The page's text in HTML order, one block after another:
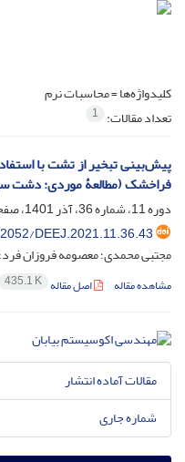
کلیدواژه‌ها =محاسبات نرم
تعداد مقالات: 1
پیش‌بینی تبخیر از تشت با
فراخشک (مطالعۀ موردی: دشت
دوره 11، شماره 36، آذر 1401، صفحه
DEEJ.2021.11.36.43
مجتبی محمدی؛ معصومه فروزان
مشاهده مقاله اصل مقاله 435.1 K
مقالات آماده انتشار
شماره جاری